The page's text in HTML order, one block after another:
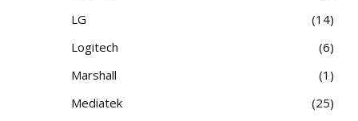
LG
14
Logitech
6
Marshall
1
Mediatek
25